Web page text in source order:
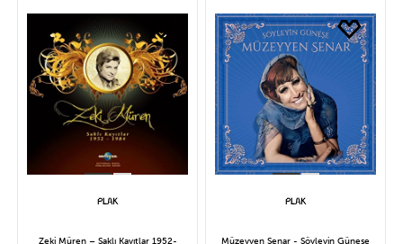
Zeki Müren – Saklı Kayıtlar 1952-
Müzeyyen Senar - Söyleyin Güneşe